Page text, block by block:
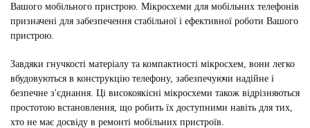
Вашого мобільного пристрою. Мікросхеми для мобільних телефонів
призначені для забезпечення стабільної і ефективної роботи Вашого
пристрою.
Завдяки гнучкості матеріалу та компактності мікросхем, вони легко
вбудовуються в конструкцію телефону, забезпечуючи надійне і
безпечне з'єднання. Ці високоякісні мікросхеми також відрізняються
простотою встановлення, що робить їх доступними навіть для тих,
хто не має досвіду в ремонті мобільних пристроїв.